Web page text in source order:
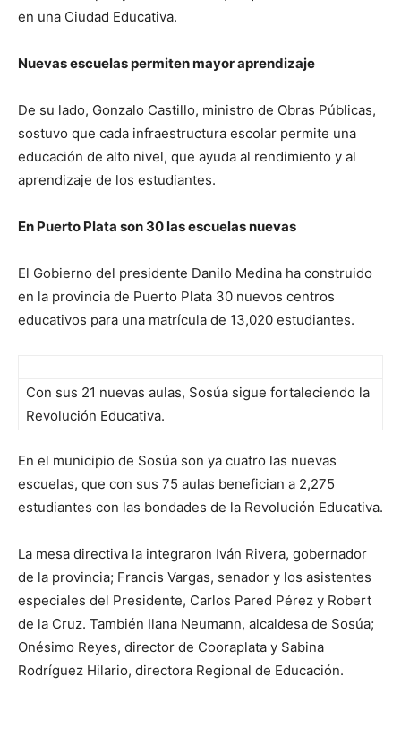
en una Ciudad Educativa.
Nuevas escuelas permiten mayor aprendizaje
De su lado, Gonzalo Castillo, ministro de Obras Públicas,
sostuvo que cada infraestructura escolar permite una
educación de alto nivel, que ayuda al rendimiento y al
aprendizaje de los estudiantes.
En Puerto Plata son 30 las escuelas nuevas
El Gobierno del presidente Danilo Medina ha construido
en la provincia de Puerto Plata 30 nuevos centros
educativos para una matrícula de 13,020 estudiantes.
Con sus 21 nuevas aulas, Sosúa sigue fortaleciendo la
Revolución Educativa.
En el municipio de Sosúa son ya cuatro las nuevas
escuelas, que con sus 75 aulas benefician a 2,275
estudiantes con las bondades de la Revolución Educativa.
La mesa directiva la integraron Iván Rivera, gobernador
de la provincia; Francis Vargas, senador y los asistentes
especiales del Presidente, Carlos Pared Pérez y Robert
de la Cruz. También Ilana Neumann, alcaldesa de Sosúa;
Onésimo Reyes, director de Cooraplata y Sabina
Rodríguez Hilario, directora Regional de Educación.